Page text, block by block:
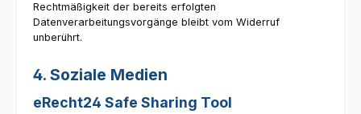
Rechtmäßigkeit der bereits erfolgten
Datenverarbeitungsvorgänge bleibt vom Widerruf
unberührt.
4. Soziale Medien
eRecht24 Safe Sharing Tool